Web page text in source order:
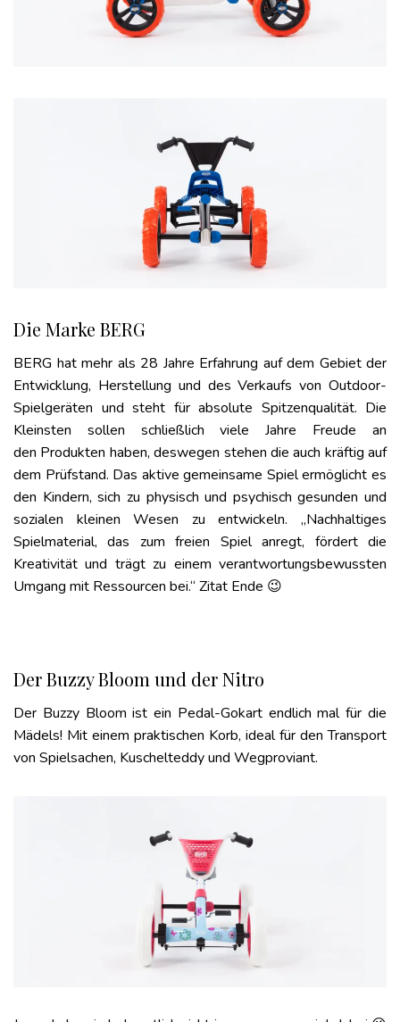
Die Marke BERG
BERG hat mehr als 28 Jahre Erfahrung auf dem Gebiet der
Entwicklung, Herstellung und des Verkaufs von Outdoor-
Spielgeräten und steht für absolute Spitzenqualität. Die
Kleinsten sollen schließlich viele Jahre Freude an
den Produkten haben, deswegen stehen die auch kräftig auf
dem Prüfstand. Das aktive gemeinsame Spiel ermöglicht es
den Kindern, sich zu physisch und psychisch gesunden und
sozialen kleinen Wesen zu entwickeln. „Nachhaltiges
Spielmaterial, das zum freien Spiel anregt, fördert die
Kreativität und trägt zu einem verantwortungsbewussten
Umgang mit Ressourcen bei.“ Zitat Ende 😉
Der Buzzy Bloom und der Nitro
Der Buzzy Bloom ist ein Pedal-Gokart endlich mal für die
Mädels! Mit einem praktischen Korb, ideal für den Transport
von Spielsachen, Kuschelteddy und Wegproviant.